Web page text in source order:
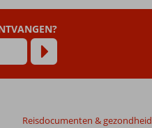
Reisdocumenten & gezondheid